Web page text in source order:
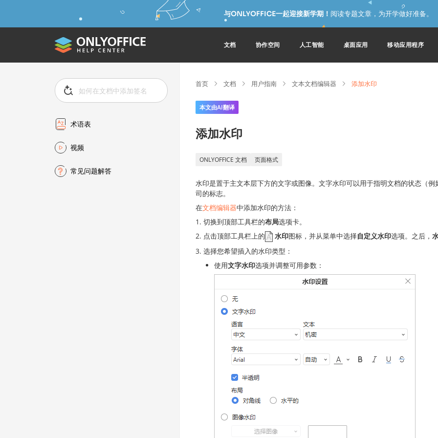
与ONLYOFFICE一起迎接新学期！ 阅读专题文章，为开学做好准备。
文档 协作空间 人工智能 桌面应用 移动应用程序
术语表
视频
常见问题解答
首页 文档 用户指南 文本文档编辑器 添加水印
本文由AI翻译
添加水印
ONLYOFFICE 文档 页面格式
水印是置于主文本层下方的文字或图像。文字水印可以用于指明文档的状态（
司的标志。
在文档编辑器中添加水印的方法：
切换到顶部工具栏的布局选项卡。
点击顶部工具栏上的
水印图标，并从菜单中选择自定义水印选项。之后，
选择您希望插入的水印类型：
使用文字水印选项并调整可用参数：